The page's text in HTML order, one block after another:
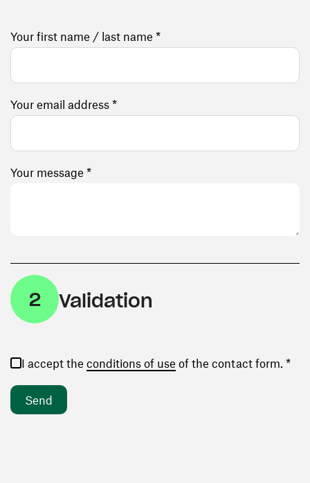
Your first name / last name *
Your email address *
Your message *
2 Validation
I accept the conditions of use (opens in a new window)
of the contact form. *